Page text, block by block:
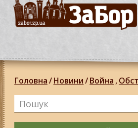
Головна/Новини/Война ,